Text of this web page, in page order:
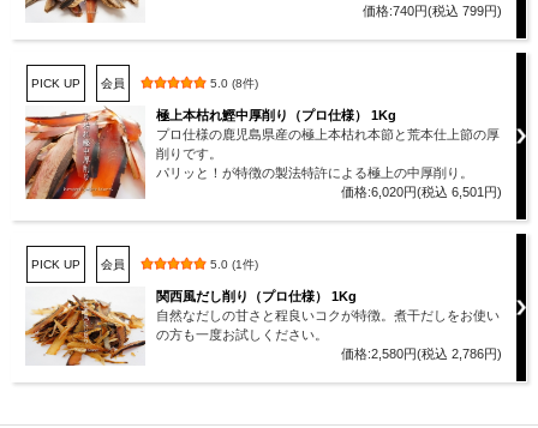
価格:740円(税込 799円)
PICK UP 会員 5.0 (8件)
極上本枯れ鰹中厚削り（プロ仕様） 1Kg
プロ仕様の鹿児島県産の極上本枯れ本節と荒本仕上節の厚
削りです。
パリッと！が特徴の製法特許による極上の中厚削り。
価格:6,020円(税込 6,501円)
PICK UP 会員 5.0 (1件)
関西風だし削り（プロ仕様） 1Kg
自然なだしの甘さと程良いコクが特徴。煮干だしをお使い
の方も一度お試しください。
価格:2,580円(税込 2,786円)